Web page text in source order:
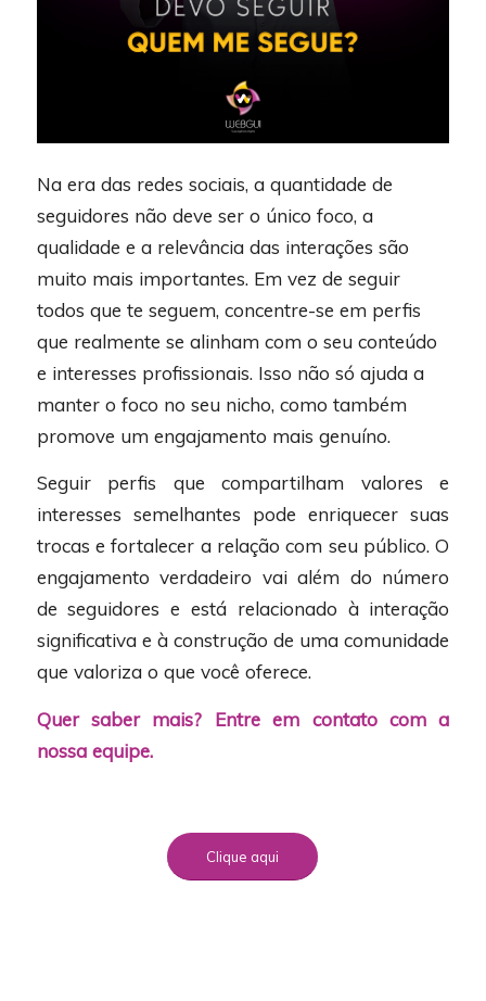
Na era das redes sociais, a quantidade de
seguidores não deve ser o único foco, a
qualidade e a relevância das interações são
muito mais importantes. Em vez de seguir
todos que te seguem, concentre-se em perfis
que realmente se alinham com o seu conteúdo
e interesses profissionais. Isso não só ajuda a
manter o foco no seu nicho, como também
promove um engajamento mais genuíno.
Seguir perfis que compartilham valores e
interesses semelhantes pode enriquecer suas
trocas e fortalecer a relação com seu público. O
engajamento verdadeiro vai além do número
de seguidores e está relacionado à interação
significativa e à construção de uma comunidade
que valoriza o que você oferece.
Quer saber mais? Entre em contato com a
nossa equipe.
Clique aqui